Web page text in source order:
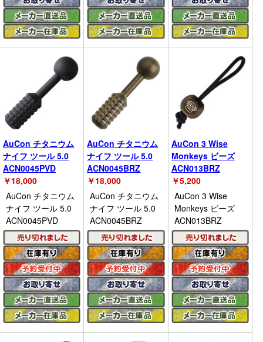
AuCon チタニウム
ナイフ ツール 5.0
ACN0045PVD
￥18,000
AuCon チタニウム
ナイフ ツール 5.0
ACN0045PVD
AuCon チタニウム
ナイフ ツール 5.0
ACN0045BRZ
￥18,000
AuCon チタニウム
ナイフ ツール 5.0
ACN0045BRZ
AuCon 3 Wise
Monkeys ビーズ
ACN013BRZ
￥5,200
AuCon 3 Wise
Monkeys ビーズ
ACN013BRZ